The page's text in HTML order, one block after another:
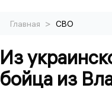
Главная > СВО
Из
бойца из